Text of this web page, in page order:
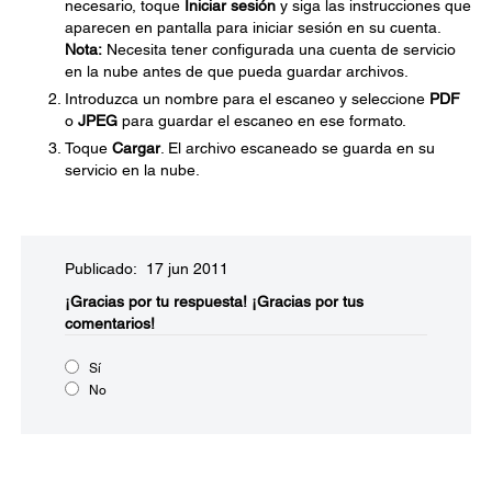
necesario, toque Iniciar sesión y siga las instrucciones que
aparecen en pantalla para iniciar sesión en su cuenta.
Nota: Necesita tener configurada una cuenta de servicio
en la nube antes de que pueda guardar archivos.
Introduzca un nombre para el escaneo y seleccione PDF
o JPEG para guardar el escaneo en ese formato.
Toque Cargar. El archivo escaneado se guarda en su
servicio en la nube.
Publicado: 17 jun 2011
¡Gracias por tu respuesta! ¡Gracias por tus
comentarios!
Sí
No